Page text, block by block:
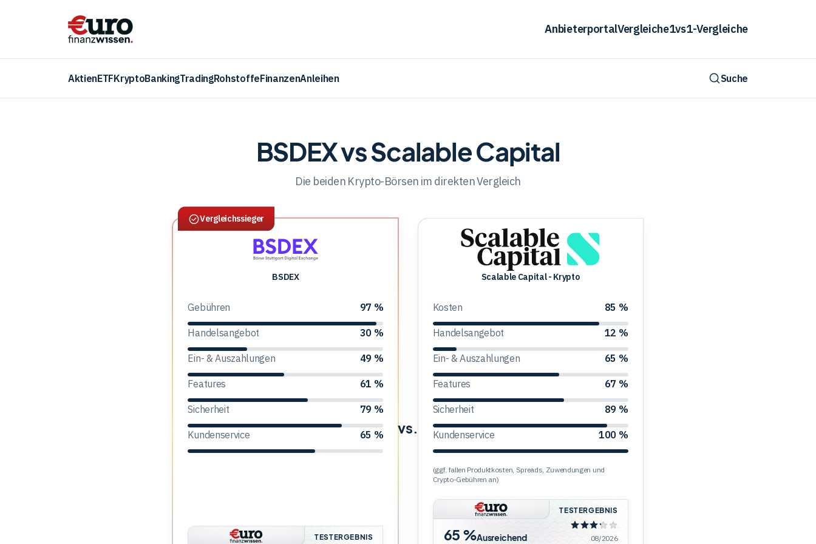
AnbieterportalVergleiche1vs1-Vergleiche
AktienETFKryptoBankingTradingRohstoffeFinanzenAnleihen Suche
BSDEX vs Scalable Capital
Die beiden Krypto-Börsen im direkten Vergleich
Vergleichssieger
BSDEX
Gebühren 97 %
Handelsangebot 30 %
Ein- & Auszahlungen 49 %
Features 61 %
Sicherheit 79 %
Kundenservice 65 %
TESTERGEBNIS
vs.
-
Krypto
Scalable Capital - Krypto
Kosten 85 %
Handelsangebot 12 %
Ein- & Auszahlungen 65 %
Features 67 %
Sicherheit 89 %
Kundenservice 100 %
(ggf. fallen Produktkosten, Spreads, Zuwendungen und
Crypto-Gebühren an)
65 %Ausreichend
TESTERGEBNIS
08/2026